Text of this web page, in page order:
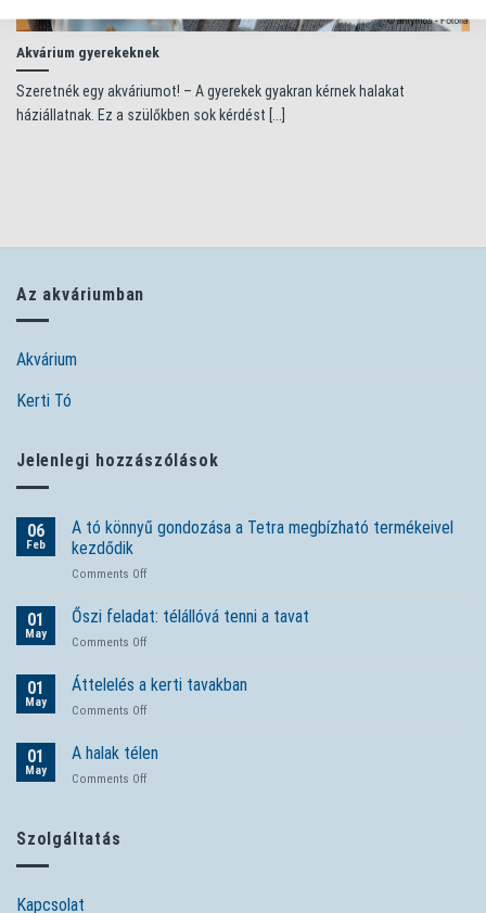
Akvárium gyerekeknek
Szeretnék egy akváriumot! – A gyerekek gyakran kérnek halakat
háziállatnak. Ez a szülőkben sok kérdést [...]
Az akváriumban
Akvárium
Kerti Tó
Jelenlegi hozzászólások
06
Feb
A tó könnyű gondozása a Tetra megbízható termékeivel
kezdődik
Comments Offon
tó
Tetra
megbízható
01
May
Őszi feladat: télállóvá tenni a tavat
Comments Offon
feladat:
tavat
01
May
Áttelelés a kerti tavakban
Comments Offon
a
01
May
A halak télen
Comments Offon
Szolgáltatás
Kapcsolat